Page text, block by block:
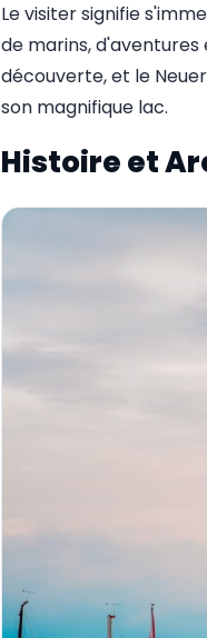
Le visiter signifie
de marins, d'aventures
découverte, et le
son magnifique lac.
Histoire et